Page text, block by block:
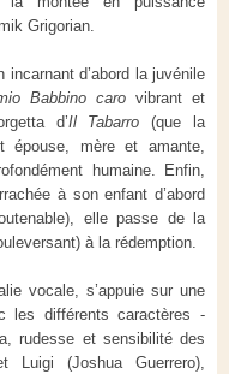
Grigorian.
d’abord la juvénile
Babbino carovibrant et
d’Il Tabarro (que la
épouse, mère et amante,
humaine. Enfin,
à son enfant d’abord
elle passe de la
à la rédemption.
vocale, s’appuie sur une
les différents caractères -
rudesse et sensibilité des
Luigi (Joshua Guerrero),